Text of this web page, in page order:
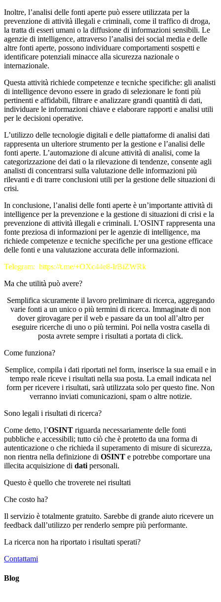
Inoltre, l’analisi delle fonti aperte può essere utilizzata per la
prevenzione di attività illegali e criminali, come il traffico di droga,
la tratta di esseri umani o la diffusione di informazioni sensibili. Le
agenzie di intelligence, attraverso l’analisi dei social media e delle
altre fonti aperte, possono individuare comportamenti sospetti e
identificare potenziali minacce alla sicurezza nazionale o
internazionale.
Questa attività richiede competenze e tecniche specifiche: gli analisti
di intelligence devono essere in grado di selezionare le fonti più
pertinenti e affidabili, filtrare e analizzare grandi quantità di dati,
individuare le informazioni chiave e elaborare rapporti e analisi utili
per le decisioni operative.
L’utilizzo delle tecnologie digitali e delle piattaforme di analisi dati
rappresenta un ulteriore strumento per la gestione e l’analisi delle
fonti aperte. L’automazione di alcune attività di analisi, come la
categorizzazione dei dati o la rilevazione di tendenze, consente agli
analisti di concentrarsi sulla valutazione delle informazioni più
rilevanti e di trarre conclusioni utili per la gestione delle situazioni di
crisi.
In conclusione, l’analisi delle fonti aperte è un’importante attività di
intelligence per la prevenzione e la gestione di situazioni di crisi e la
prevenzione di attività illegali e criminali. L’OSINT rappresenta una
fonte preziosa di informazioni per le agenzie di intelligence, ma
richiede competenze e tecniche specifiche per una gestione efficace
delle fonti e una valutazione accurata delle informazioni.
Telegram: https://t.me/+OXc44e8-lrBiZWRk
Ma che utilità può avere?
Semplifica sicuramente il lavoro preliminare di ricerca, aggregando
varie fonti a un unico o più termini di ricerca. Immaginate di non
dover girovagare per il web e passare da un tool all’altro per
eseguire ricerche di uno o più termini. Poi nella vostra casella di
posta avrete sempre i risultati a portata di click.
Come funziona?
Semplice, compila i dati riportati nel form, inserisce la sua email e in
tempo reale riceve i risultati nella sua posta. La email indicata nel
form per ricevere i risultati, sarà utilizzata solo per questo fine. Non
verranno inviati comunicazioni, spam o altre notizie.
Sono legali i risultati di ricerca?
Come detto, l’OSINT riguarda necessariamente delle fonti
pubbliche e accessibili; tutto ciò che è protetto da una forma di
autenticazione o che richieda il superamento di misure di sicurezza,
non rientra nella definizione di OSINT e potrebbe comportare una
illecita acquisizione di dati personali.
Questo è quello che troverete nei risultati
Che costo ha?
Il servizio è totalmente gratuito. Sarebbe di grande aiuto ricevere un
feedback dall’utilizzo per renderlo sempre più performante.
La ricerca non ha riportato i risultati sperati?
Contattami
Blog